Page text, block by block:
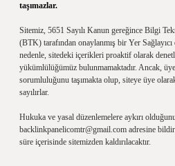
taşımazlar.
Sitemiz, 5651 Sayılı Kanun gereğince Bilgi
(BTK) tarafından onaylanmış bir Yer
nedenle, sitedeki içerikleri proaktif olarak
yükümlülüğümüz bulunmamaktadır. Ancak,
sorumluluğunu taşımakta olup, siteye üye
sayılırlar.
Hukuka ve yasal düzenlemelere aykırı
backlinkpanelicomtr@gmail.com adresine
süre içerisinde sitemizden kaldırılacaktır.